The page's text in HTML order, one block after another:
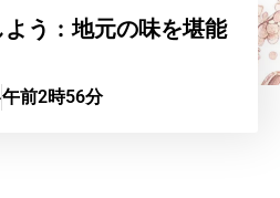
う：地元の味を堪能
午前2時56分